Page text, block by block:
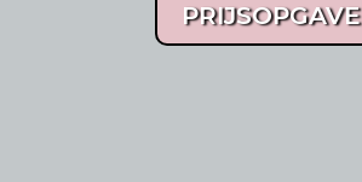
PRIJSOPGAVE